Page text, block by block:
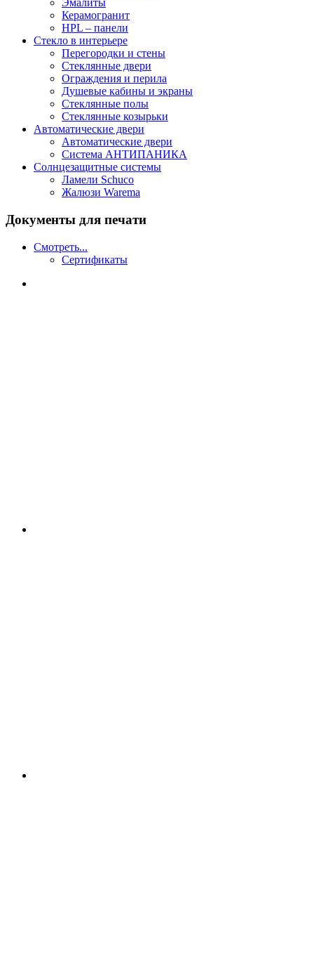
Эмалиты
Керамогранит
HPL – панели
Стекло в интерьере
Перегородки и стены
Стеклянные двери
Ограждения и перила
Душевые кабины и экраны
Стеклянные полы
Стеклянные козырьки
Автоматические двери
Автоматические двери
Система АНТИПАНИКА
Солнцезащитные системы
Ламели Schuco
Жалюзи Warema
Документы для печати
Смотреть...
Сертификаты